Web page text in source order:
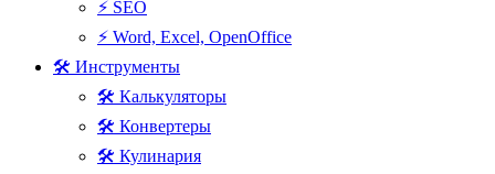
⚡ SEO
⚡ Word, Excel, OpenOffice
🛠 Инструменты
🛠 Калькуляторы
🛠 Конвертеры
🛠 Кулинария